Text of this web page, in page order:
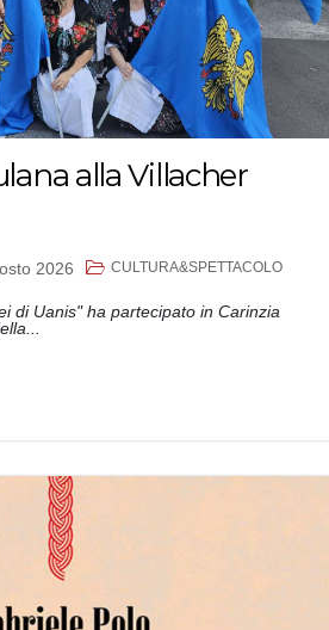
alla Villacher
2026 CULTURA&SPETTACOLO
di Uanis" ha partecipato in Carinzia